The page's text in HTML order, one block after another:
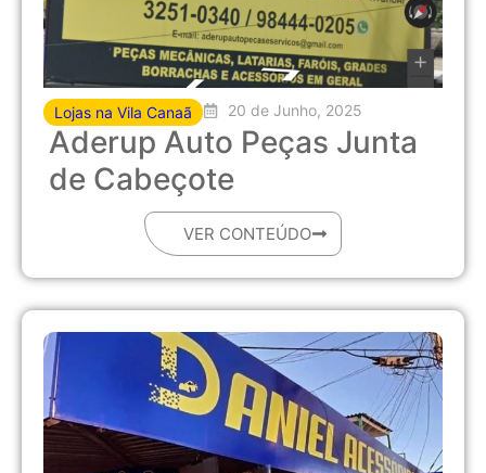
Lojas na Vila Canaã 20 de Junho, 2025
Aderup Auto Peças Junta
de Cabeçote
VER CONTEÚDO